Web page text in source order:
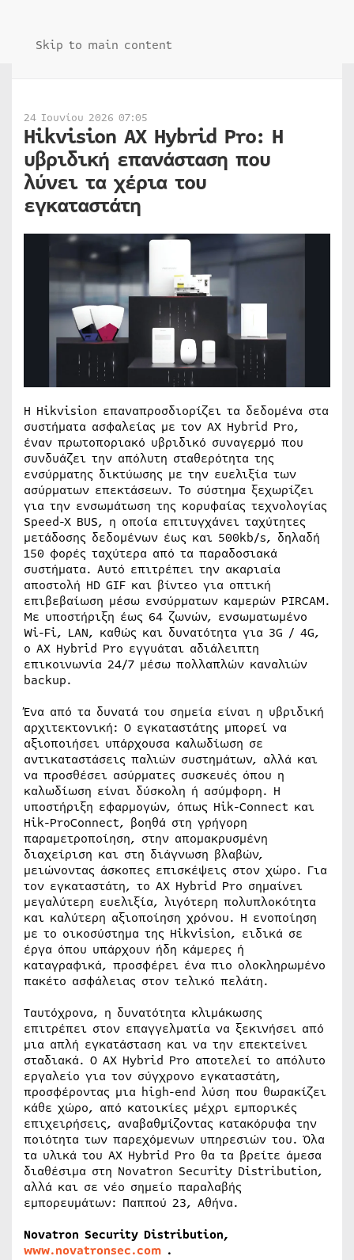
Skip to main content
24 Ιουνίου 2026 07:05
Hikvision AX Hybrid Pro: Η
υβριδική επανάσταση που
λύνει τα χέρια του
εγκαταστάτη
Η Hikvision επαναπροσδιορίζει τα δεδομένα στα
συστήματα ασφαλείας με τον AX Hybrid Pro,
έναν πρωτοποριακό υβριδικό συναγερμό που
συνδυάζει την απόλυτη σταθερότητα της
ενσύρματης δικτύωσης με την ευελιξία των
ασύρματων επεκτάσεων. Το σύστημα ξεχωρίζει
για την ενσωμάτωση της κορυφαίας τεχνολογίας
Speed-X BUS, η οποία επιτυγχάνει ταχύτητες
μετάδοσης δεδομένων έως και 500kb/s, δηλαδή
150 φορές ταχύτερα από τα παραδοσιακά
συστήματα. Αυτό επιτρέπει την ακαριαία
αποστολή HD GIF και βίντεο για οπτική
επιβεβαίωση μέσω ενσύρματων καμερών PIRCAM.
Με υποστήριξη έως 64 ζωνών, ενσωματωμένο
Wi-Fi, LAN, καθώς και δυνατότητα για 3G / 4G,
ο AX Hybrid Pro εγγυάται αδιάλειπτη
επικοινωνία 24/7 μέσω πολλαπλών καναλιών
backup.
Ένα από τα δυνατά του σημεία είναι η υβριδική
αρχιτεκτονική: Ο εγκαταστάτης μπορεί να
αξιοποιήσει υπάρχουσα καλωδίωση σε
αντικαταστάσεις παλιών συστημάτων, αλλά και
να προσθέσει ασύρματες συσκευές όπου η
καλωδίωση είναι δύσκολη ή ασύμφορη. Η
υποστήριξη εφαρμογών, όπως Hik-Connect και
Hik-ProConnect, βοηθά στη γρήγορη
παραμετροποίηση, στην απομακρυσμένη
διαχείριση και στη διάγνωση βλαβών,
μειώνοντας άσκοπες επισκέψεις στον χώρο. Για
τον εγκαταστάτη, το AX Hybrid Pro σημαίνει
μεγαλύτερη ευελιξία, λιγότερη πολυπλοκότητα
και καλύτερη αξιοποίηση χρόνου. Η ενοποίηση
με το οικοσύστημα της Hikvision, ειδικά σε
έργα όπου υπάρχουν ήδη κάμερες ή
καταγραφικά, προσφέρει ένα πιο ολοκληρωμένο
πακέτο ασφάλειας στον τελικό πελάτη.
Ταυτόχρονα, η δυνατότητα κλιμάκωσης
επιτρέπει στον επαγγελματία να ξεκινήσει από
μια απλή εγκατάσταση και να την επεκτείνει
σταδιακά. Ο AX Hybrid Pro αποτελεί το απόλυτο
εργαλείο για τον σύγχρονο εγκαταστάτη,
προσφέροντας μια high-end λύση που θωρακίζει
κάθε χώρο, από κατοικίες μέχρι εμπορικές
επιχειρήσεις, αναβαθμίζοντας κατακόρυφα την
ποιότητα των παρεχόμενων υπηρεσιών του. Όλα
τα υλικά του AX Hybrid Pro θα τα βρείτε άμεσα
διαθέσιμα στη Novatron Security Distribution,
αλλά και σε νέο σημείο παραλαβής
εμπορευμάτων: Παππού 23, Αθήνα.
Novatron Security Distribution,
www.novatronsec.com .